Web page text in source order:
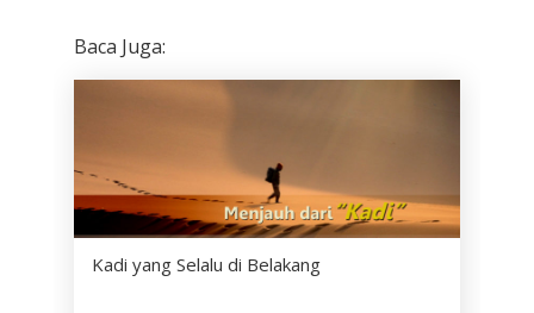
Baca Juga:
Kadi yang Selalu di Belakang